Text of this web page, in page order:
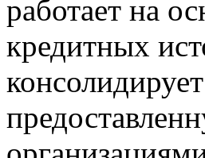
работает на
кредитных